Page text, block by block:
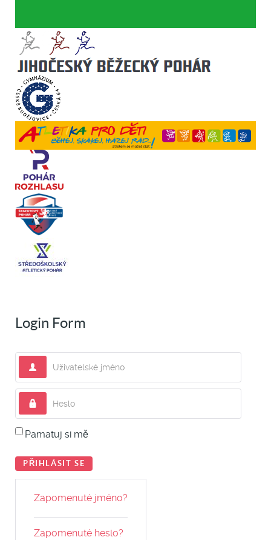
Login Form
Uživatelské jméno
Heslo
Pamatuj si mě
PŘIHLÁSIT SE
Zapomenuté jméno?
Zapomenuté heslo?